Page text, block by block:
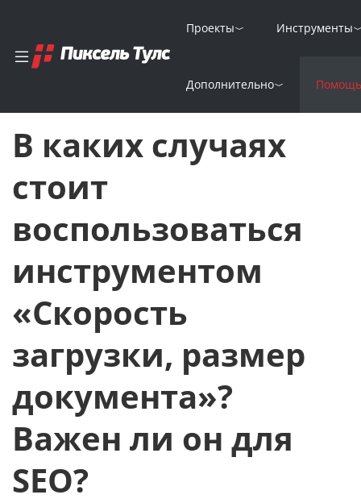
Проекты Инструменты
Дополнительно Помощь
В каких случаях
стоит
воспользоваться
инструментом
«Скорость
загрузки, размер
документа»?
Важен ли он для
SEO?